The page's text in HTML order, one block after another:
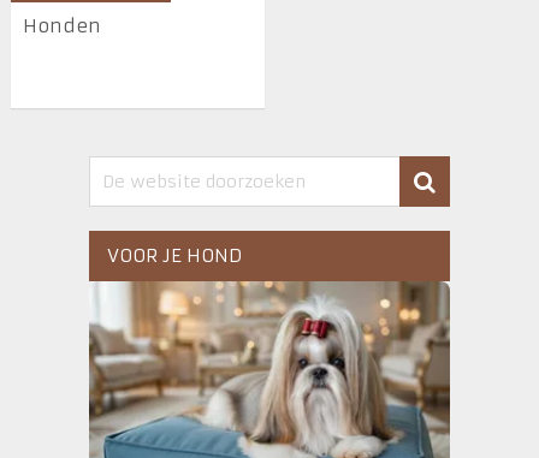
Honden
VOOR JE HOND